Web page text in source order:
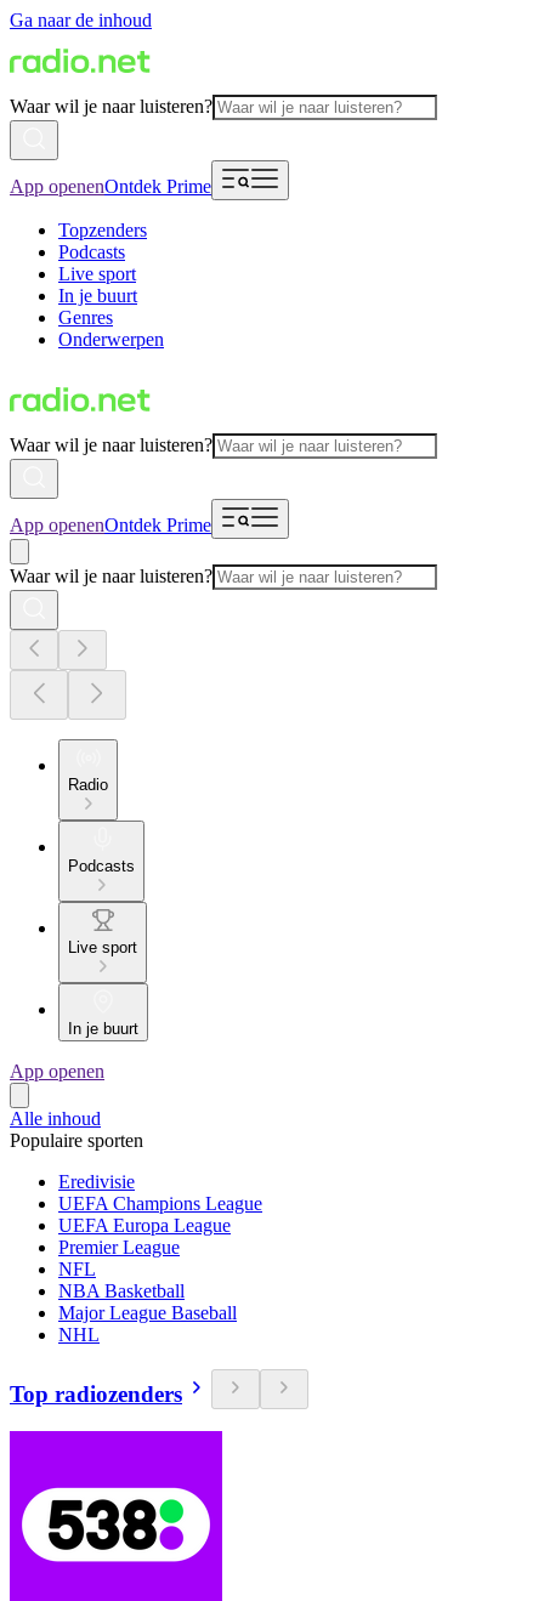
Ga naar de inhoud
Waar wil je naar luisteren?
App openenOntdek Prime
Topzenders
Podcasts
Live sport
In je buurt
Genres
Onderwerpen
Waar wil je naar luisteren?
App openenOntdek Prime
Waar wil je naar luisteren?
Radio
Podcasts
Live sport
In je buurt
App openen
Alle inhoud
Populaire sporten
Eredivisie
UEFA Champions League
UEFA Europa League
Premier League
NFL
NBA Basketball
Major League Baseball
NHL
Top radiozenders